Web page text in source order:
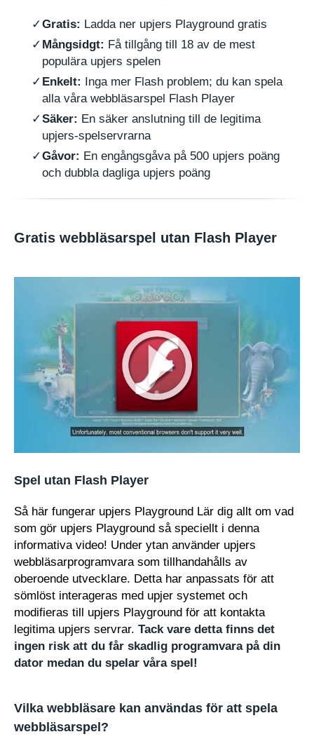
Gratis: Ladda ner upjers Playground gratis
Mångsidgt: Få tillgång till 18 av de mest
populära upjers spelen
Enkelt: Inga mer Flash problem; du kan spela
alla våra webbläsarspel Flash Player
Säker: En säker anslutning till de legitima
upjers-spelservrarna
Gåvor: En engångsgåva på 500 upjers poäng
och dubbla dagliga upjers poäng
Gratis webbläsarspel utan Flash Player
Spel utan Flash Player
Så här fungerar upjers Playground Lär dig allt om vad
som gör upjers Playground så speciellt i denna
informativa video! Under ytan använder upjers
webbläsarprogramvara som tillhandahålls av
oberoende utvecklare. Detta har anpassats för att
sömlöst interageras med upjer systemet och
modifieras till upjers Playground för att kontakta
legitima upjers servrar. Tack vare detta finns det
ingen risk att du får skadlig programvara på din
dator medan du spelar våra spel!
Vilka webbläsare kan användas för att spela
webbläsarspel?